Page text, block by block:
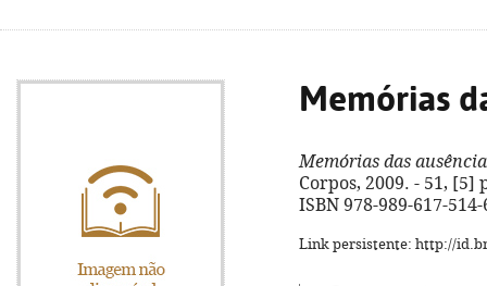
Memórias
Memórias das
Corpos, 2009. - 51, [5]
ISBN 978-989-617-514-
Link persistente: http://